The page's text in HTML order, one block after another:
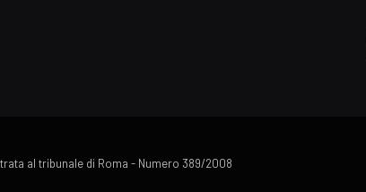
al tribunale di Roma - Numero 389/2008